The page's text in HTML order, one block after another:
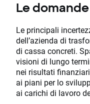
Le
Le principali
dell’azienda di
di cassa concreti.
visioni di lungo
nei risultati
ai piani per lo
ai carichi di lavoro